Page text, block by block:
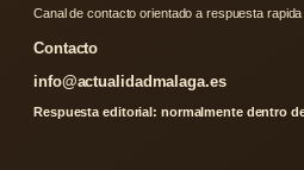
Canal de contacto orientado a respuesta
Contacto
info@actualidadmalaga.es
Respuesta editorial: normalmente dentro